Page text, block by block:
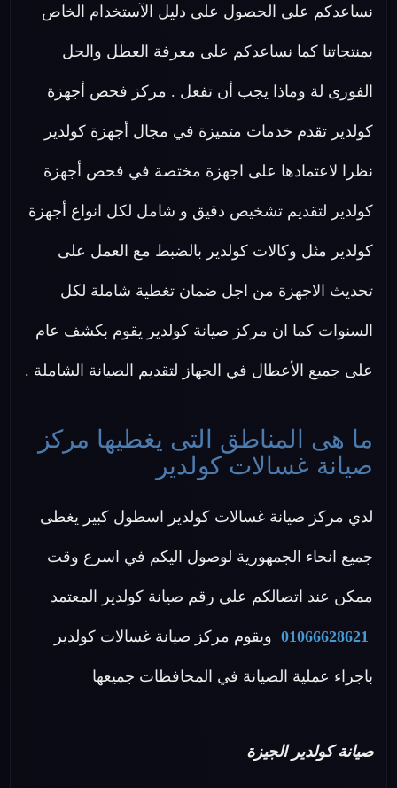
نساعدكم على الحصول على دليل الآستخدام الخاص
بمنتجاتنا كما نساعدكم على معرفة العطل والحل
الفورى لة وماذا يجب أن تفعل . مركز فحص أجهزة
كولدير تقدم خدمات متميزة في مجال أجهزة كولدير
نظرا لاعتمادها على اجهزة مختصة في فحص أجهزة
كولدير لتقديم تشخيص دقيق و شامل لكل انواع أجهزة
كولدير مثل وكالات كولدير بالضبط مع العمل على
تحديث الاجهزة من اجل ضمان تغطية شاملة لكل
السنوات كما ان مركز صيانة كولدير يقوم بكشف عام
على جميع الأعطال في الجهاز لتقديم الصيانة الشاملة .
ما هى المناطق التى يغطيها مركز
صيانة غسالات كولدير
لدي مركز صيانة غسالات كولدير اسطول كبير يغطى
جميع انحاء الجمهورية لوصول اليكم في اسرع وقت
ممكن عند اتصالكم علي رقم صيانة كولدير المعتمد
01066628621 ويقوم مركز صيانة غسالات كولدير
باجراء عملية الصيانة في المحافظات جميعها
صيانة كولدير الجيزة